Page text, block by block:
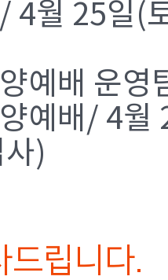
4월 25일(
예배 운영
예배/ 4월
)
립니다.